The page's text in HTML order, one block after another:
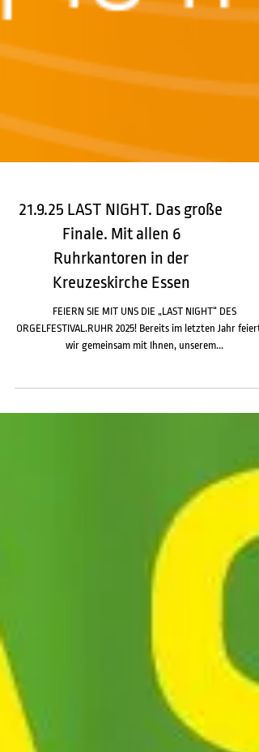
21.9.25 LAST NIGHT. Das große
Finale. Mit allen 6
Ruhrkantoren in der
Kreuzeskirche Essen
ORGELFESTIVAL.RUHR 2025! Bereits im letzten Jahr feierten